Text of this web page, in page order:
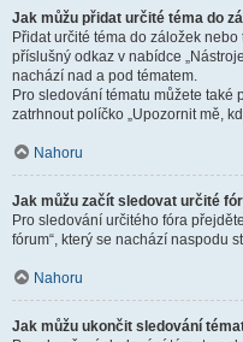
Jak můžu přidat určité téma do
Přidat určité téma do záložek
příslušný odkaz v nabídce
nachází nad a pod tématem.
Pro sledování tématu můžete také
zatrhnout políčko „Upozornit mě,
Nahoru
Jak můžu začít sledovat určité
Pro sledování určitého fóra
fórum“, který se nachází naspodu
Nahoru
Jak můžu ukončit sledování